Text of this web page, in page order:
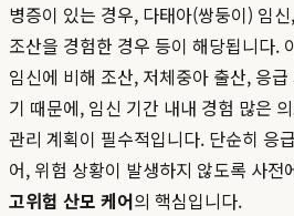
병증이 있는 경우, 다태아(쌍둥이) 임
조산을 경험한 경우 등이 해당됩니다.
임신에 비해 조산, 저체중아 출산, 응
기 때문에, 임신 기간 내내 경험 많은
관리 계획이 필수적입니다. 단순히 응
어, 위험 상황이 발생하지 않도록 사전
고위험 산모 케어의 핵심입니다.